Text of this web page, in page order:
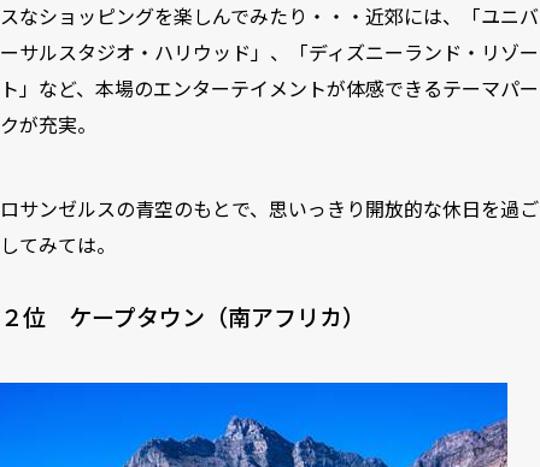
スなショッピングを楽しんでみたり・・・近郊には、「ユニバ
ーサルスタジオ・ハリウッド」、「ディズニーランド・リゾー
ト」など、本場のエンターテイメントが体感できるテーマパー
クが充実。
ロサンゼルスの青空のもとで、思いっきり開放的な休日を過ご
してみては。
２位 ケープタウン（南アフリカ）